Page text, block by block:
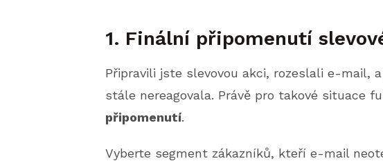
1. Finální připomenutí
Připravili jste slevovou akci, rozeslali e-mail,
stále nereagovala. Právě pro takové situace
připomenutí.
Vyberte segment zákazníků, kteří e-mail